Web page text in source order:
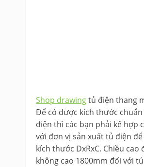
Shop drawingtủ điện thang
Để có được kích thước chuẩn
điện thì các bạn phải kế hợp
với đơn vị sản xuất tủ điện
kích thước DxRxC. Chiều cao
không cao 1800mm đối với